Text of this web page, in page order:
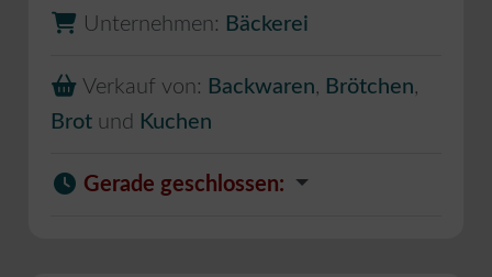
Unternehmen: Bäckerei
Verkauf von: Backwaren, Brötchen,
Brot und Kuchen
Gerade geschlossen: